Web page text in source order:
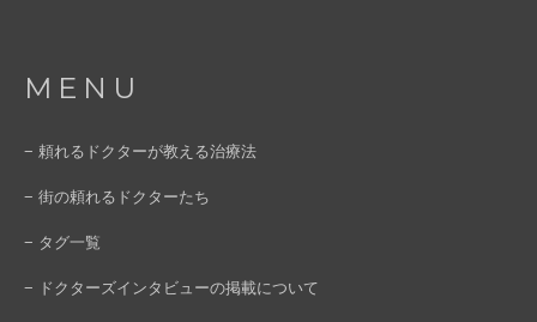
MENU
− 頼れるドクターが教える治療法
− 街の頼れるドクターたち
− タグ一覧
− ドクターズインタビューの掲載について